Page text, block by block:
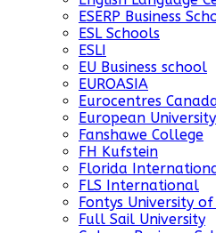
ESERP Business
ESL Schools
ESLI
EU Business school
EUROASIA
Eurocentres
European University
Fanshawe College
FH Kufstein
Florida
FLS International
Fontys University
Full Sail University